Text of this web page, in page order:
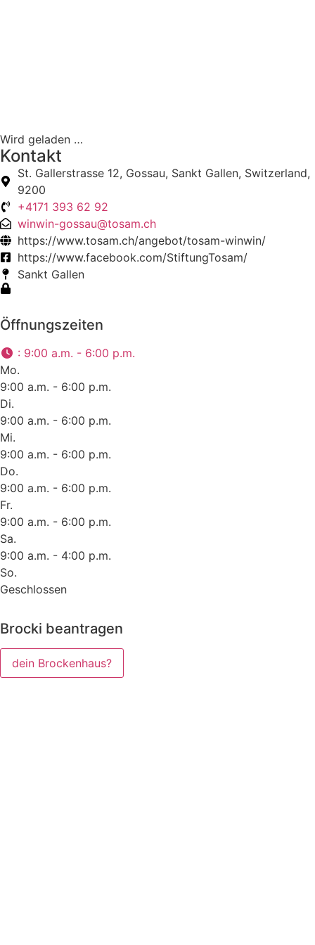
Wird geladen …
Kontakt
St. Gallerstrasse 12, Gossau, Sankt Gallen, Switzerland,
9200
+4171 393 62 92
winwin-gossau@tosam.ch
https://www.tosam.ch/angebot/tosam-winwin/
https://www.facebook.com/StiftungTosam/
Sankt Gallen
Öffnungszeiten
: 9:00 a.m. - 6:00 p.m.
Mo.
9:00 a.m. - 6:00 p.m.
Di.
9:00 a.m. - 6:00 p.m.
Mi.
9:00 a.m. - 6:00 p.m.
Do.
9:00 a.m. - 6:00 p.m.
Fr.
9:00 a.m. - 6:00 p.m.
Sa.
9:00 a.m. - 4:00 p.m.
So.
Geschlossen
Brocki beantragen
dein Brockenhaus?